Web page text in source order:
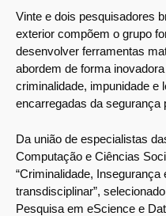
Vinte e dois pesquisadores
exterior compõem o grupo
desenvolver ferramentas
abordem de forma
criminalidade, impunidade e
encarregadas da segurança
Da união de especialistas
Computação e Ciências
“Criminalidade,
transdisciplinar”,
Pesquisa em eScience e